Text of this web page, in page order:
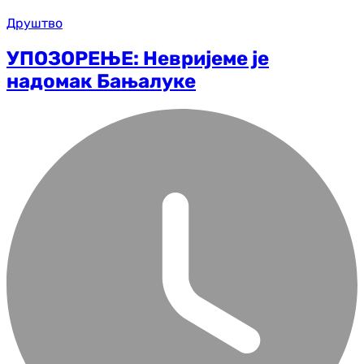
Друштво
УПОЗОРЕЊЕ: Невријеме је
надомак Бањалуке